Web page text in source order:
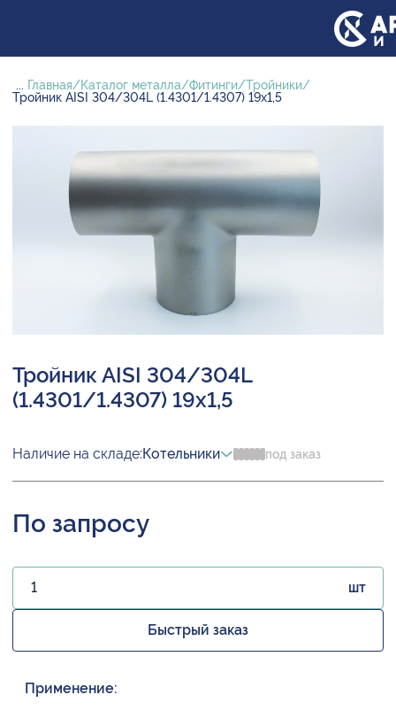
... Главная Каталог металла Фитинги Тройники
Тройник AISI 304/304L (1.4301/1.4307) 19х1,5
Тройник AISI 304/304L
(1.4301/1.4307) 19х1,5
Наличие на складе:Котельники под заказ
По запросу
шт
Быстрый заказ
Применение: